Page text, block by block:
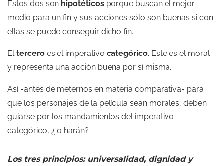
Estos dos son hipotéticos porque buscan el mejor
medio para un fin y sus acciones sólo son buenas si con
ellas se puede conseguir dicho fin.
Eltercero es el imperativo categórico. Este es el moral
y representa una acción buena por sí misma.
Así -antes de meternos en materia comparativa- para
que los personajes de la película sean morales, deben
guiarse por los mandamientos del imperativo
categórico, ¿lo harán?
Los tres principios: universalidad, dignidad y